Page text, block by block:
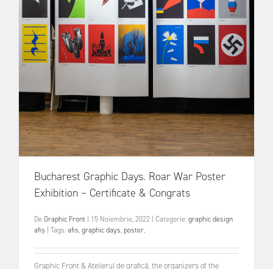
Bucharest Graphic Days. Roar War Poster
Exhibition – Certificate & Congrats
De Graphic Front 15 Noiembrie, 2022 Categorie:graphic design
afiș
Tags:afis,graphic days,poster,
Graphic Front & Atelierul de grafică, the organizers of the